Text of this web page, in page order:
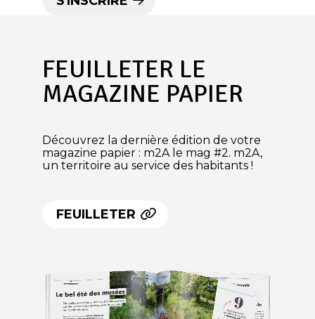
FEUILLETER LE
MAGAZINE PAPIER
Découvrez la dernière édition de votre
magazine papier : m2A le mag #2. m2A,
un territoire au service des habitants !
FEUILLETER